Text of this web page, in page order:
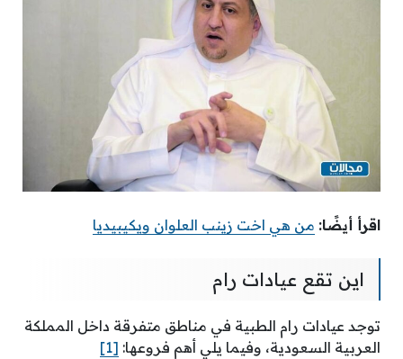
اقرأ أيضًا: من هي اخت زينب العلوان ويكيبيديا
اين تقع عيادات رام
توجد عيادات رام الطبية في مناطق متفرقة داخل المملكة
العربية السعودية، وفيما يلي أهم فروعها: [1]